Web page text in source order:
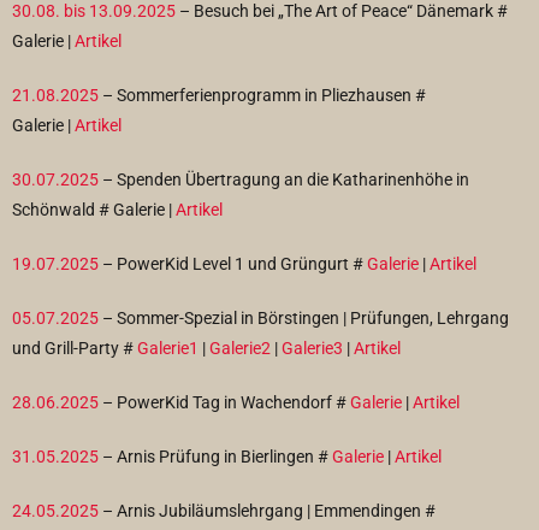
30.08. bis 13.09.2025 – Besuch bei „The Art of Peace“ Dänemark #
Galerie |Artikel
21.08.2025 – Sommerferienprogramm in Pliezhausen #
Galerie |Artikel
30.07.2025 – Spenden Übertragung an die Katharinenhöhe in
Schönwald #Galerie |Artikel
19.07.2025 – PowerKid Level 1 und Grüngurt #Galerie |Artikel
05.07.2025 – Sommer-Spezial in Börstingen | Prüfungen, Lehrgang
und Grill-Party #Galerie1 |Galerie2 |Galerie3 |Artikel
28.06.2025 – PowerKid Tag in Wachendorf #Galerie |Artikel
31.05.2025 – Arnis Prüfung in Bierlingen #Galerie |Artikel
24.05.2025 – Arnis Jubiläumslehrgang | Emmendingen #